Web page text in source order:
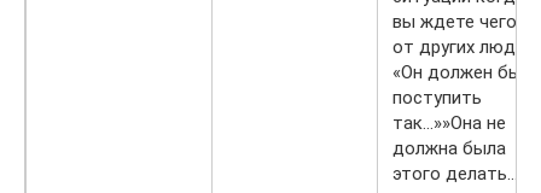
вы ждете чего
от других людей.
«Он должен был
поступить
так…»»Она не
должна была
этого делать…»